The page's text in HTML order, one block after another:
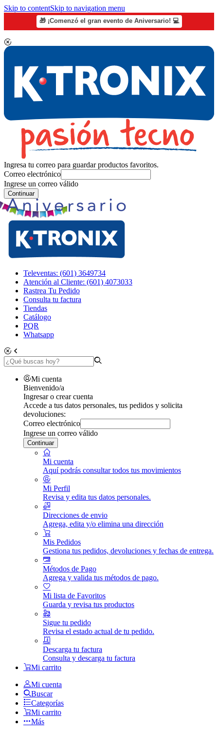
Skip to contentSkip to navigation menu
🎁 ¡Comenzó el gran evento de Aniversario! 💻
Ingresa tu correo para guardar productos favoritos.
Correo electrónico
Ingrese un correo válido
Continuar
Televentas: (601) 3649734
Atención al Cliente: (601) 4073033
Rastrea Tu Pedido
Consulta tu factura
Tiendas
Catálogo
PQR
Whatsapp
Mi cuenta
Bienvenido/a
Ingresar o crear cuenta
Accede a tus datos personales, tus pedidos y solicita
devoluciones:
Correo electrónico
Ingrese un correo válido
Continuar
Mi cuenta
Aquí podrás consultar todos tus movimientos
Mi Perfil
Revisa y edita tus datos personales.
Direcciones de envio
Agrega, edita y/o elimina una dirección
Mis Pedidos
Gestiona tus pedidos, devoluciones y fechas de entrega.
Métodos de Pago
Agrega y valida tus métodos de pago.
Mi lista de Favoritos
Guarda y revisa tus productos
Sigue tu pedido
Revisa el estado actual de tu pedido.
Descarga tu factura
Consulta y descarga tu factura
Mi carrito
Mi cuenta
Buscar
Categorías
Mi carrito
Más